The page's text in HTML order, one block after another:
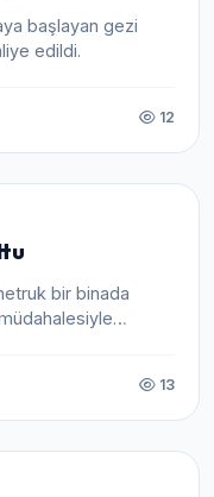
başlayan gezi
edildi.
12
bir binada
13